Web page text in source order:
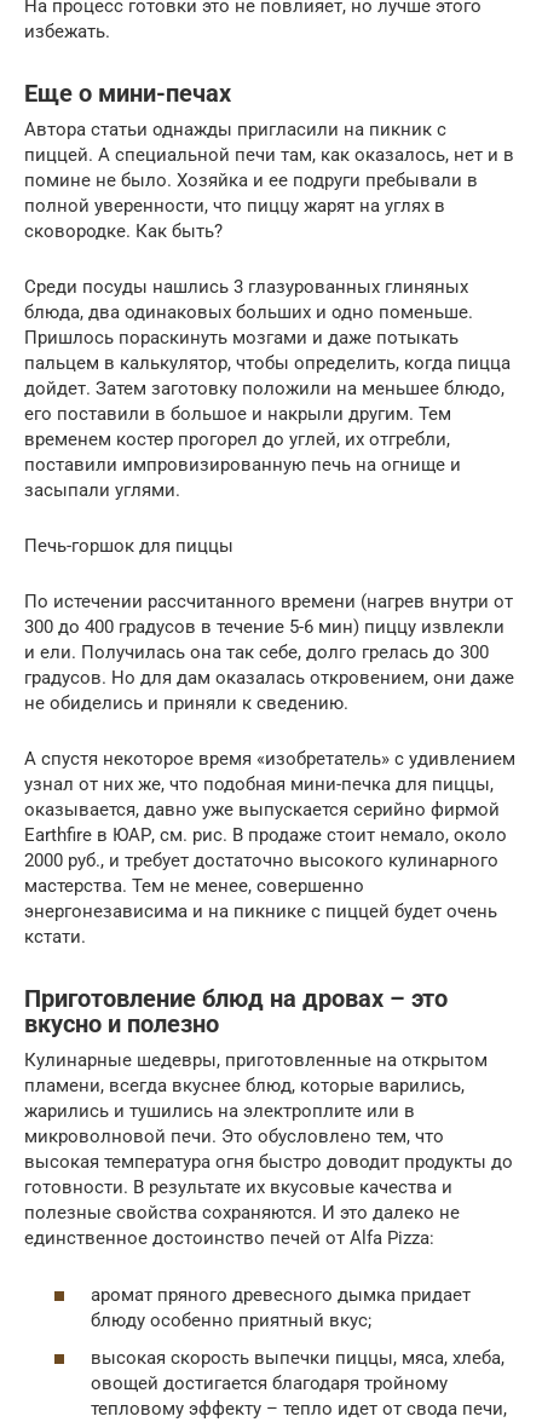
На процесс готовки это не повлияет, но лучше этого
избежать.
Еще о мини-печах
Автора статьи однажды пригласили на пикник с
пиццей. А специальной печи там, как оказалось, нет и в
помине не было. Хозяйка и ее подруги пребывали в
полной уверенности, что пиццу жарят на углях в
сковородке. Как быть?
Среди посуды нашлись 3 глазурованных глиняных
блюда, два одинаковых больших и одно поменьше.
Пришлось пораскинуть мозгами и даже потыкать
пальцем в калькулятор, чтобы определить, когда пицца
дойдет. Затем заготовку положили на меньшее блюдо,
его поставили в большое и накрыли другим. Тем
временем костер прогорел до углей, их отгребли,
поставили импровизированную печь на огнище и
засыпали углями.
Печь-горшок для пиццы
По истечении рассчитанного времени (нагрев внутри от
300 до 400 градусов в течение 5-6 мин) пиццу извлекли
и ели. Получилась она так себе, долго грелась до 300
градусов. Но для дам оказалась откровением, они даже
не обиделись и приняли к сведению.
А спустя некоторое время «изобретатель» с удивлением
узнал от них же, что подобная мини-печка для пиццы,
оказывается, давно уже выпускается серийно фирмой
Earthfire в ЮАР, см. рис. В продаже стоит немало, около
2000 руб., и требует достаточно высокого кулинарного
мастерства. Тем не менее, совершенно
энергонезависима и на пикнике с пиццей будет очень
кстати.
Приготовление блюд на дровах – это
вкусно и полезно
Кулинарные шедевры, приготовленные на открытом
пламени, всегда вкуснее блюд, которые варились,
жарились и тушились на электроплите или в
микроволновой печи. Это обусловлено тем, что
высокая температура огня быстро доводит продукты до
готовности. В результате их вкусовые качества и
полезные свойства сохраняются. И это далеко не
единственное достоинство печей от Alfa Pizza:
аромат пряного древесного дымка придает
блюду особенно приятный вкус;
высокая скорость выпечки пиццы, мяса, хлеба,
овощей достигается благодаря тройному
тепловому эффекту – тепло идет от свода печи,